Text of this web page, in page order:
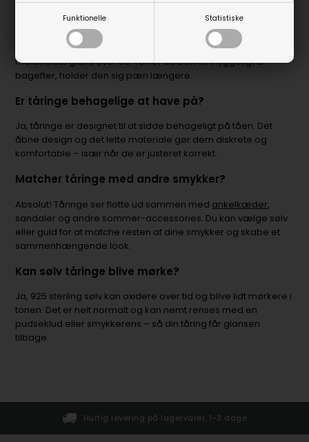
Funktionelle Statistiske
Det anbefales at tage tåringen af ved badning, især hvis den
er i sølv eller guld, da klor, saltvand og sæber kan påvirke
materialets glans over tid. Tørrer du den omhyggeligt af
bagefter, holder den sig pæn længere.
Er tåringe behagelige at have på?
Ja, tåringe er designet til at sidde behageligt på tåen. Det
åbne design og det lette materiale gør dem diskrete og
komfortable – især når de er justeret korrekt.
Matcher tåringe med andre smykker?
Absolut! Tåringe ser flotte ud sammen med ankelkæder,
sandaler og andre sommer-accessories. Du kan vælge sølv
eller guld for at matche resten af dine smykker og skabe et
sammenhængende look.
Kan sølv tåringe blive mørke?
Ja, 925 sterling sølv kan oxidere over tid og blive lidt mørkere i
tonen. Det er helt normalt og kan nemt renses med en
pudseklud eller smykkerens – så din tåring får glansen
tilbage.
Hurtig levering på lagervarer, 1-3 dage